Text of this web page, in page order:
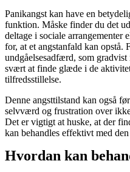
Panikangst kan have en
funktion. Måske finder du det
deltage i sociale arrangementer
for, at et angstanfald kan opstå.
undgåelsesadfærd, som
svært at finde glæde i de
tilfredsstillelse.
Denne angsttilstand kan også
selvværd og frustration over
Det er vigtigt at huske, at der
kan behandles effektivt med
Hvordan kan